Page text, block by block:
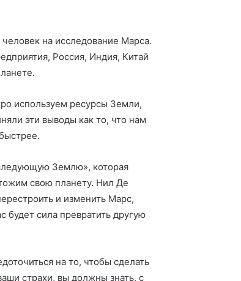
на исследование Марса.
Россия, Индия, Китай
используем ресурсы Земли,
эти выводы как то, что нам
Землю», которая
свою планету. Нил Де
и изменить Марс,
сила превратить другую
на то, чтобы сделать
страхи, вы должны знать, с